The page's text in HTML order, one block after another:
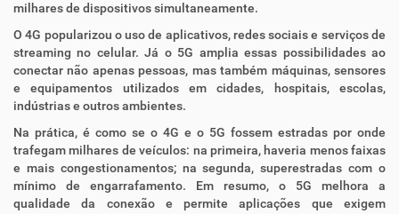
milhares de dispositivos simultaneamente.
O 4G popularizou o uso de aplicativos, redes sociais e serviços de
streaming no celular. Já o 5G amplia essas possibilidades ao
conectar não apenas pessoas, mas também máquinas, sensores
e equipamentos utilizados em cidades, hospitais, escolas,
indústrias e outros ambientes.
Na prática, é como se o 4G e o 5G fossem estradas por onde
trafegam milhares de veículos: na primeira, haveria menos faixas
e mais congestionamentos; na segunda, superestradas com o
mínimo de engarrafamento. Em resumo, o 5G melhora a
qualidade da conexão e permite aplicações que exigem